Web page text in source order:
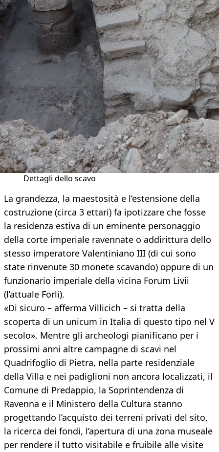
Dettagli dello scavo
La grandezza, la maestosità e l’estensione della
costruzione (circa 3 ettari) fa ipotizzare che fosse
la residenza estiva di un eminente personaggio
della corte imperiale ravennate o addirittura dello
stesso imperatore Valentiniano III (di cui sono
state rinvenute 30 monete scavando) oppure di un
funzionario imperiale della vicina Forum Livii
(l’attuale Forlì).
«Di sicuro – afferma Villicich – si tratta della
scoperta di un unicum in Italia di questo tipo nel V
secolo». Mentre gli archeologi pianificano per i
prossimi anni altre campagne di scavi nel
Quadrifoglio di Pietra, nella parte residenziale
della Villa e nei padiglioni non ancora localizzati, il
Comune di Predappio, la Soprintendenza di
Ravenna e il Ministero della Cultura stanno
progettando l’acquisto dei terreni privati del sito,
la ricerca dei fondi, l’apertura di una zona museale
per rendere il tutto visitabile e fruibile alle visite